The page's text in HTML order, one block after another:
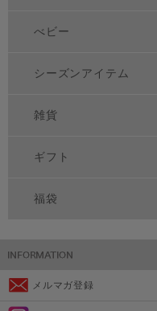
べビー
シーズンアイテム
雑貨
ギフト
福袋
メルマガ登録